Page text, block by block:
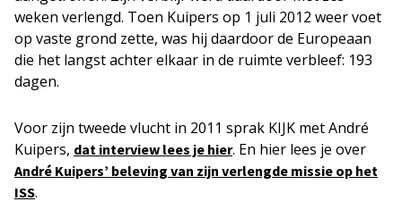
weken verlengd. Toen Kuipers op 1 juli 2012 weer voet
op vaste grond zette, was hij daardoor de Europeaan
die het langst achter elkaar in de ruimte verbleef: 193
dagen.
Voor zijn tweede vlucht in 2011 sprak KIJK met André
Kuipers, dat interview lees je hier. En hier lees je over
André Kuipers’ beleving van zijn verlengde missie op het
ISS.